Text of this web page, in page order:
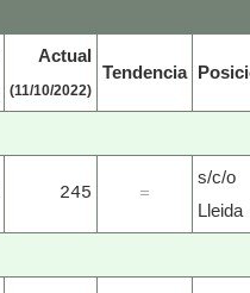
Actual
(11/10/2022)
Tendencia
245 =
s/c/o
Lleida